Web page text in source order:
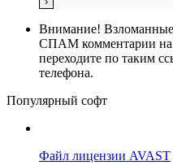
Внимание!
СПАМ комментарии на
переходите по таким
телефона.
Популярный софт
Файл лицензии AVAST